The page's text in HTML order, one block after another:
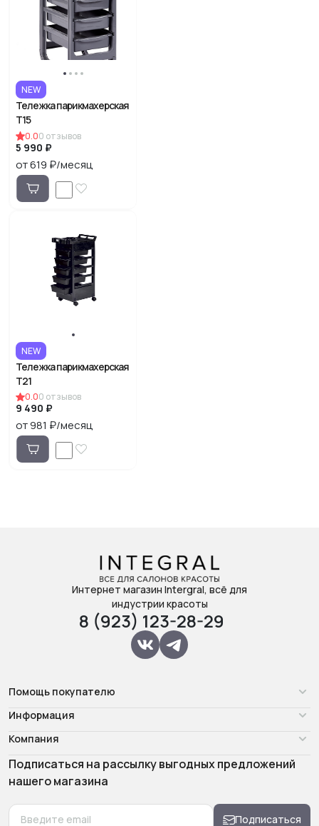
NEW
Тележка парикмахерская
Т15
0.00 отзывов
5 990 ₽
от 619 ₽/месяц
NEW
Тележка парикмахерская
Т21
0.00 отзывов
9 490 ₽
от 981 ₽/месяц
Интернет магазин Intergral, всё для
индустрии красоты
8 (923) 123-28-29
Помощь покупателю
Информация
Компания
Подписаться на рассылку выгодных предложений
нашего магазина
Подписаться